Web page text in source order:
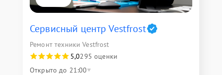
Сервисный центр Vestfrost
Ремонт техники Vestfrost
5,0295 оценки
Открыто до 21:00